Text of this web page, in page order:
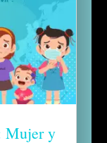
Mujer y